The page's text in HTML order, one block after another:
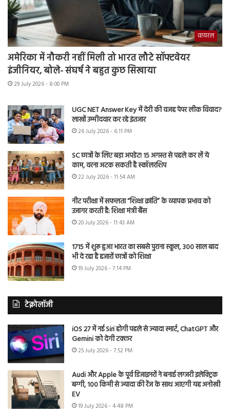
वायरल
अमेरिका में नौकरी नहीं मिली तो भारत लौटे सॉफ्टवेयर
इंजीनियर, बोले- संघर्ष ने बहुत कुछ सिखाया
29 July 2026 - 8:00 PM
UGC NET Answer Key में देरी की वजह पेपर लीक विवाद?
लाखों उम्मीदवार कर रहे इंतजार
26 July 2026 - 6:11 PM
SC छात्रों के लिए बड़ा अपडेट! 15 अगस्त से पहले कर लें ये
काम, वरना अटक सकती है स्कॉलरशिप
22 July 2026 - 11:54 AM
नीट परीक्षा में सफलता “शिक्षा क्रांति” के व्यापक प्रभाव को
उजागर करती है: शिक्षा मंत्री बैंस
20 July 2026 - 11:43 AM
1715 में शुरू हुआ भारत का सबसे पुराना स्कूल, 300 साल बाद
भी दे रहा है हजारों छात्रों को शिक्षा
19 July 2026 - 7:14 PM
टेक्नोलॉजी
iOS 27 में नई Siri होगी पहले से ज्यादा स्मार्ट, ChatGPT और
Gemini को देगी टक्कर
25 July 2026 - 7:52 PM
Audi और Apple के पूर्व डिजाइनरों ने बनाई लग्जरी इलेक्ट्रिक
बग्गी, 100 किमी से ज्यादा की रेंज के साथ आएगी यह अनोखी
EV
19 July 2026 - 4:48 PM